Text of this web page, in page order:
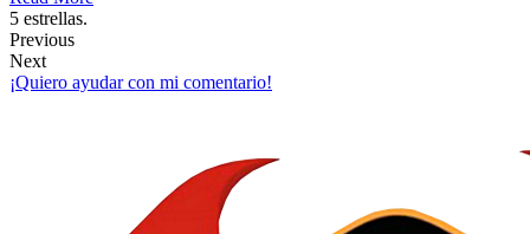
5 estrellas.
Previous
Next
¡Quiero ayudar con mi comentario!